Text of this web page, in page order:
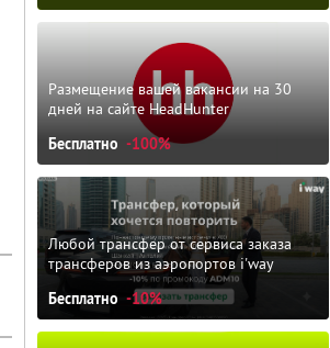
Размещение вашей вакансии на 30
дней на сайте HeadHunter
Бесплатно -100%
Любой трансфер от сервиса заказа
трансферов из аэропортов i'way
Бесплатно -10%